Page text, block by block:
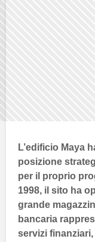
L’edificio Maya
posizione
per il proprio
1998, il sito ha
grande
bancaria
servizi